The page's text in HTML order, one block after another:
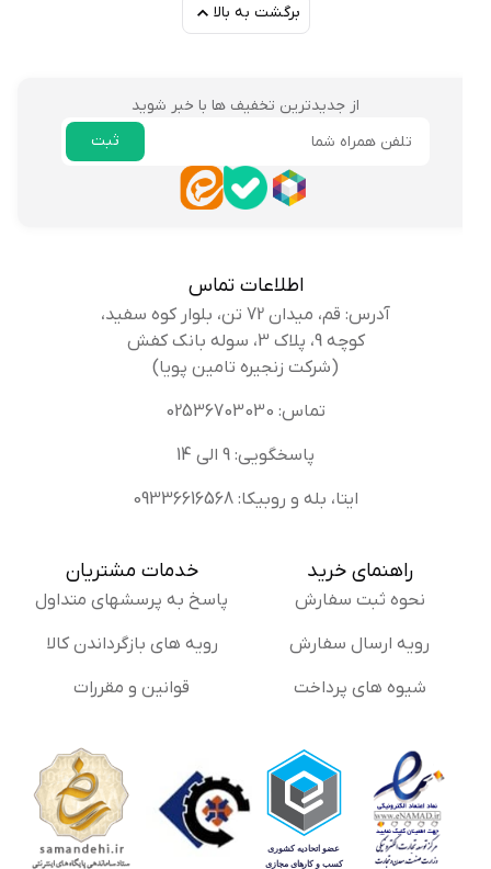
برگشت به بالا
از جدیدترین تخفیف ها با خبر شوید
اطلاعات تماس
آدرس: قم، میدان 72 تن، بلوار کوه سفید،
کوچه 9، پلاک 3، سوله بانک کفش
(شرکت زنجیره تامین پویا)
تماس: 02536703030
پاسخگویی: 9 الی 14
ایتا، بله و روبیکا: 09336616568
راهنمای خرید
نحوه ثبت سفارش
رویه ارسال سفارش
شیوه های پرداخت
خدمات مشتریان
پاسخ به پرسشهای متداول
رویه های بازگرداندن کالا
قوانین و مقررات